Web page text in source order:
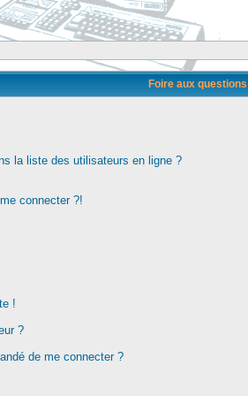
Foire aux questions
la liste des utilisateurs en ligne ?
connecter ?!
!
?
de me connecter ?